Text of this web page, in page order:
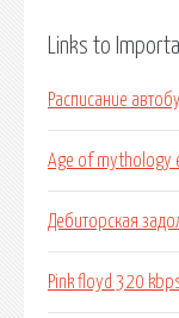
Links to
Расписание
Age of mythology
Дебиторская
Pink floyd 320